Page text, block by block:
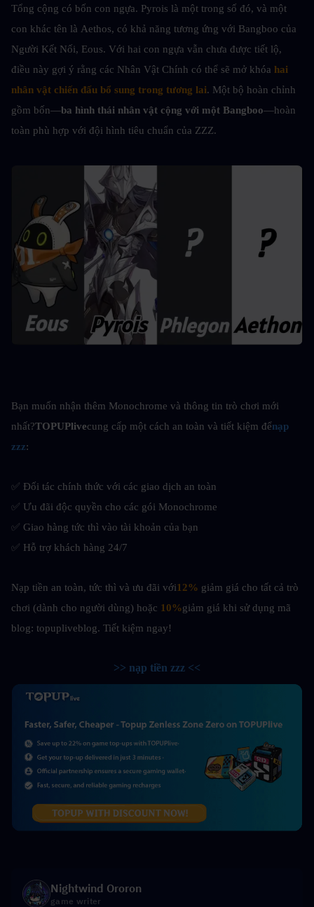
Tổng cộng có bốn con ngựa. Pyrois là một trong số đó, và một
con khác tên là Aethos, có khả năng tương ứng với Bangboo của
Người Kết Nối, Eous. Với hai con ngựa vẫn chưa được tiết lộ,
điều này gợi ý rằng các Nhân Vật Chính có thể sẽ mở khóa hai
nhân vật chiến đấu bổ sung trong tương lai. Một bộ hoàn chỉnh
gồm bốn—ba hình thái nhân vật cộng với một Bangboo—hoàn
toàn phù hợp với đội hình tiêu chuẩn của ZZZ.
Bạn muốn nhận thêm Monochrome và thông tin trò chơi mới
nhất?TOPUPlivecung cấp một cách an toàn và tiết kiệm đểnạp
zzz:
✅ Đối tác chính thức với các giao dịch an toàn
✅ Ưu đãi độc quyền cho các gói Monochrome
✅ Giao hàng tức thì vào tài khoản của bạn
✅ Hỗ trợ khách hàng 24/7
Nạp tiền an toàn, tức thì và ưu đãi với12% giảm giá cho tất cả trò
chơi (dành cho người dùng) hoặc 10%giảm giá khi sử dụng mã
blog: topupliveblog. Tiết kiệm ngay!
>> nạp tiền zzz <<
Nightwind Ororon
game writer